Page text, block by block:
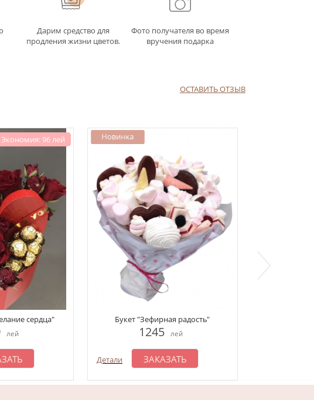
Дарим средство для
продления жизни цветов.
Фото получателя во время
вручения подарка
ОСТАВИТЬ ОТЗЫВ
Экономия: 96 лей
сердца"
лей
Букет "Зефирная радость"
1245 лей
Детали ЗАКАЗАТЬ